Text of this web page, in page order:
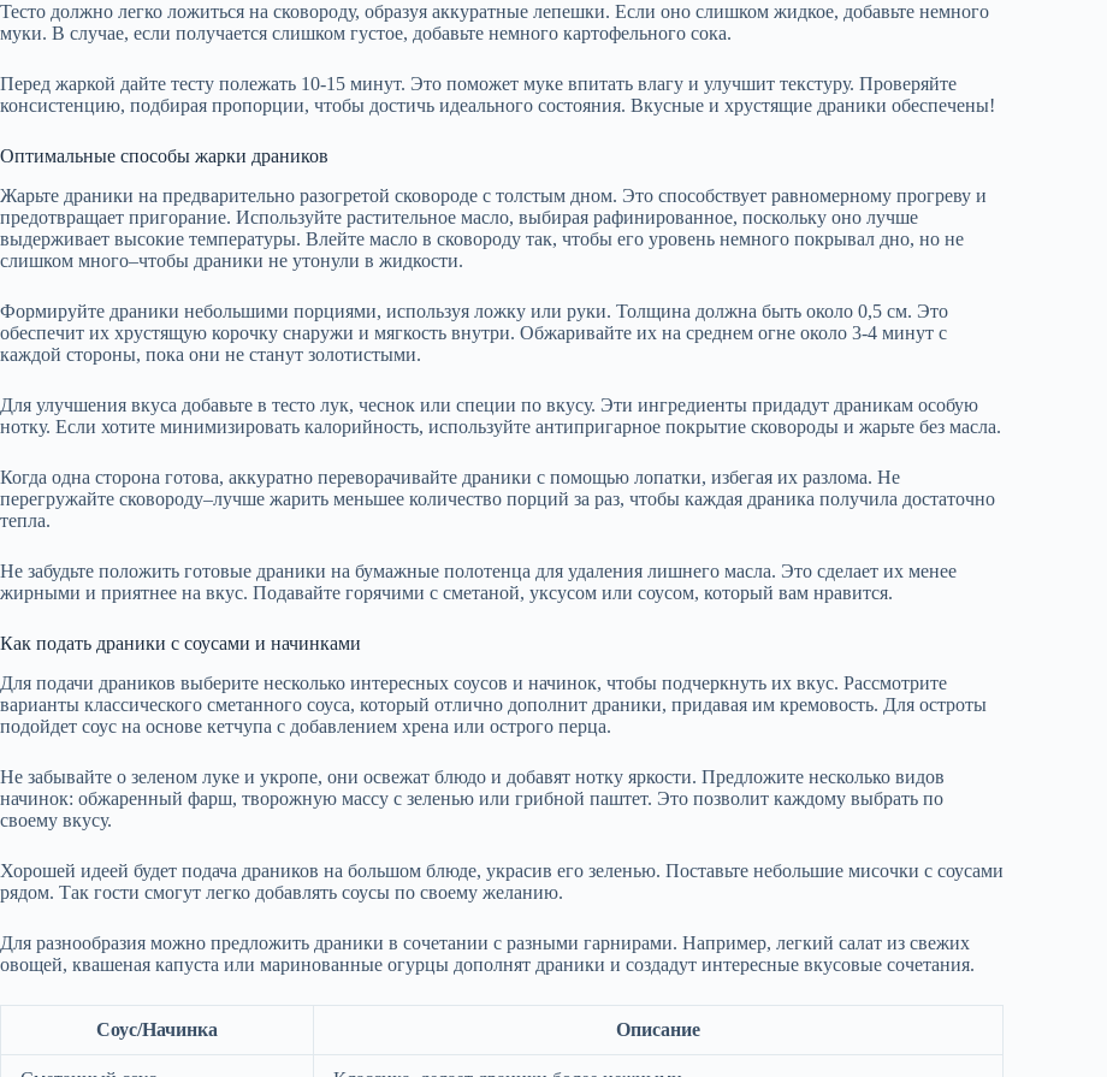
Тесто должно легко ложиться на сковороду, образуя аккуратные лепешки. Если оно слишком жидкое, добавьте немного
муки. В случае, если получается слишком густое, добавьте немного картофельного сока.
Перед жаркой дайте тесту полежать 10-15 минут. Это поможет муке впитать влагу и улучшит текстуру. Проверяйте
консистенцию, подбирая пропорции, чтобы достичь идеального состояния. Вкусные и хрустящие драники обеспечены!
Оптимальные способы жарки драников
Жарьте драники на предварительно разогретой сковороде с толстым дном. Это способствует равномерному прогреву и
предотвращает пригорание. Используйте растительное масло, выбирая рафинированное, поскольку оно лучше
выдерживает высокие температуры. Влейте масло в сковороду так, чтобы его уровень немного покрывал дно, но не
слишком много–чтобы драники не утонули в жидкости.
Формируйте драники небольшими порциями, используя ложку или руки. Толщина должна быть около 0,5 см. Это
обеспечит их хрустящую корочку снаружи и мягкость внутри. Обжаривайте их на среднем огне около 3-4 минут с
каждой стороны, пока они не станут золотистыми.
Для улучшения вкуса добавьте в тесто лук, чеснок или специи по вкусу. Эти ингредиенты придадут драникам особую
нотку. Если хотите минимизировать калорийность, используйте антипригарное покрытие сковороды и жарьте без масла.
Когда одна сторона готова, аккуратно переворачивайте драники с помощью лопатки, избегая их разлома. Не
перегружайте сковороду–лучше жарить меньшее количество порций за раз, чтобы каждая драника получила достаточно
тепла.
Не забудьте положить готовые драники на бумажные полотенца для удаления лишнего масла. Это сделает их менее
жирными и приятнее на вкус. Подавайте горячими с сметаной, уксусом или соусом, который вам нравится.
Как подать драники с соусами и начинками
Для подачи драников выберите несколько интересных соусов и начинок, чтобы подчеркнуть их вкус. Рассмотрите
варианты классического сметанного соуса, который отлично дополнит драники, придавая им кремовость. Для остроты
подойдет соус на основе кетчупа с добавлением хрена или острого перца.
Не забывайте о зеленом луке и укропе, они освежат блюдо и добавят нотку яркости. Предложите несколько видов
начинок: обжаренный фарш, творожную массу с зеленью или грибной паштет. Это позволит каждому выбрать по
своему вкусу.
Хорошей идеей будет подача драников на большом блюде, украсив его зеленью. Поставьте небольшие мисочки с соусами
рядом. Так гости смогут легко добавлять соусы по своему желанию.
Для разнообразия можно предложить драники в сочетании с разными гарнирами. Например, легкий салат из свежих
овощей, квашеная капуста или маринованные огурцы дополнят драники и создадут интересные вкусовые сочетания.
Соус/Начинка Описание